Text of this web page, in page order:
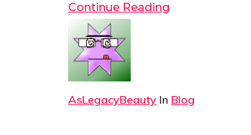
Continue Reading
AsLegacyBeauty In Blog